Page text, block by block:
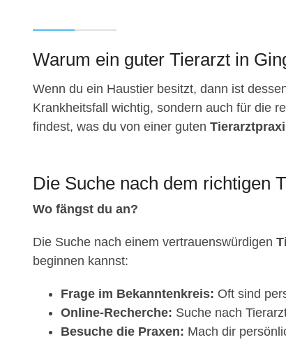
Warum ein guter Tierarzt in
Wenn du ein Haustier besitzt, dann ist
Krankheitsfall wichtig, sondern auch für die
findest, was du von einer guten
Die Suche nach dem richtigen
Wo fängst du an?
Die Suche nach einem vertrauenswürdigen
beginnen kannst:
Frage im Bekanntenkreis: Oft sind
Online-Recherche: Suche nach
Besuche die Praxen: Mach dir